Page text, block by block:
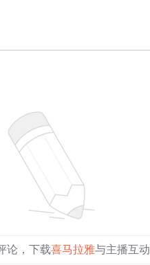
论，下载喜马拉雅与主播互动